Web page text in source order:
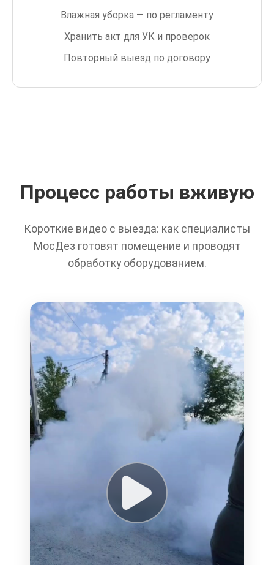
Влажная уборка — по регламенту
Хранить акт для УК и проверок
Повторный выезд по договору
Процесс работы вживую
Короткие видео с выезда: как специалисты
МосДез готовят помещение и проводят
обработку оборудованием.